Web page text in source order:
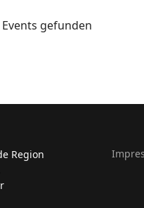
gefunden
Region